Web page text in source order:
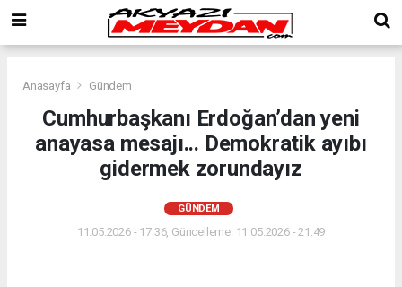
Anasayfa Gündem
Cumhurbaşkanı Erdoğan’dan yeni
anayasa mesajı... Demokratik ayıbı
gidermek zorundayız
GÜNDEM
11.05.2026 - 17:36, Güncelleme: 11.05.2026 - 21:49